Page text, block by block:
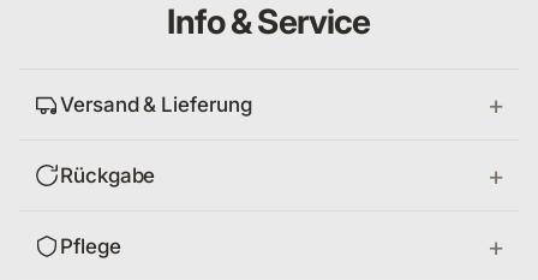
Info & Service
Versand & Lieferung
Rückgabe
Pflege